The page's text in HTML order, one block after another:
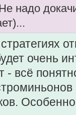
надо
очень
- всё